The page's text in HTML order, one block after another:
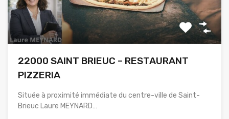
22000 SAINT BRIEUC – RESTAURANT
PIZZERIA
Située à proximité immédiate du centre-ville de Saint-
Brieuc Laure MEYNARD…